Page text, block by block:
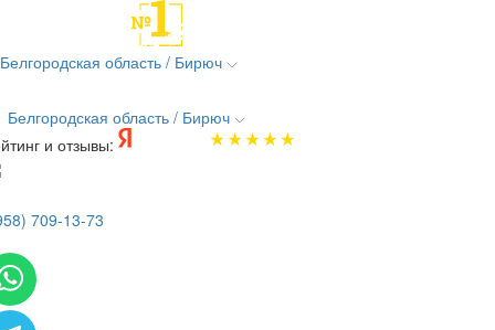
Белгородская область / Бирюч
Белгородская область / Бирюч
и отзывы:
709-13-73